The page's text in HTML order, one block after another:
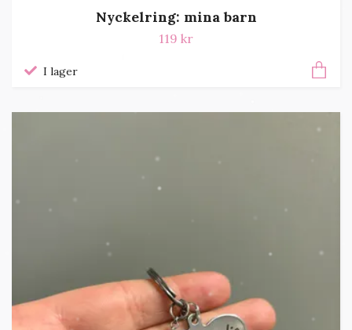
Nyckelring: mina barn
119 kr
I lager